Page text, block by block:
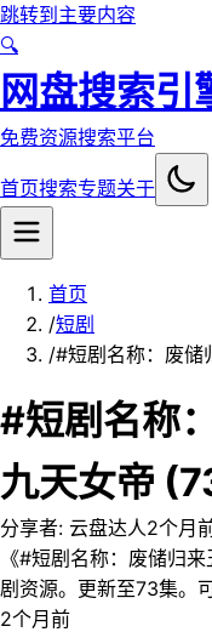
跳转到主要内容
🔍
网盘搜索引
免费资源搜索平台
首页搜索专题关于
首页
/短剧
/#短剧名称：废储
#短剧名称
九天女帝
分享者: 云盘达人2个月
《#短剧名称：废储归
剧资源。更新至73集。
2个月前